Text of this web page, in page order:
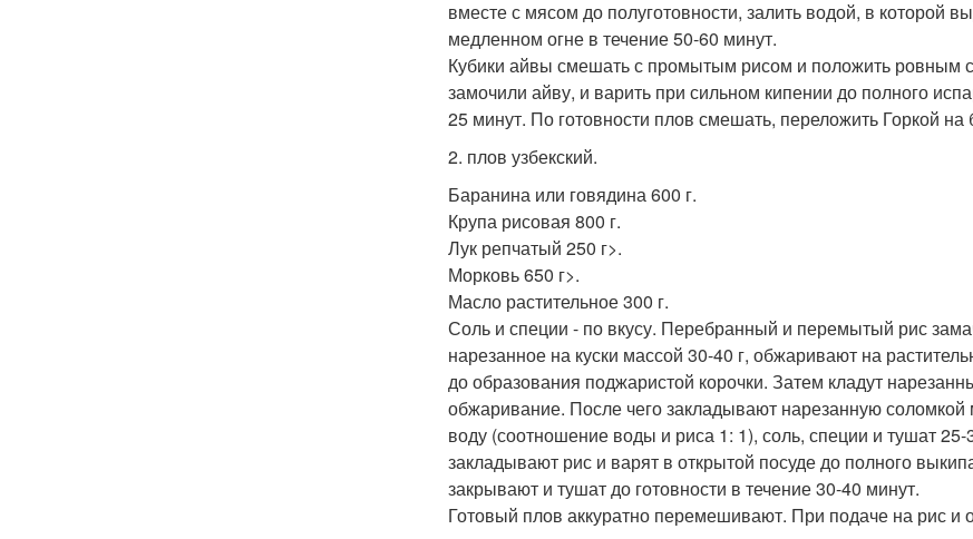
вместе с мясом до полуготовности, залить водой, в которой
медленном огне в течение 50-60 минут.
Кубики айвы смешать с промытым рисом и положить ровным
замочили айву, и варить при сильном кипении до полного
25 минут. По готовности плов смешать, переложить Горкой на
2. плов узбекский.
Баранина или говядина 600 г.
Крупа рисовая 800 г.
Лук репчатый 250 г>.
Морковь 650 г>.
Масло растительное 300 г.
Соль и специи - по вкусу. Перебранный и перемытый рис
нарезанное на куски массой 30-40 г, обжаривают на
до образования поджаристой корочки. Затем кладут
обжаривание. После чего закладывают нарезанную
воду (соотношение воды и риса 1: 1), соль, специи и тушат
закладывают рис и варят в открытой посуде до полного
закрывают и тушат до готовности в течение 30-40 минут.
Готовый плов аккуратно перемешивают. При подаче на рис и